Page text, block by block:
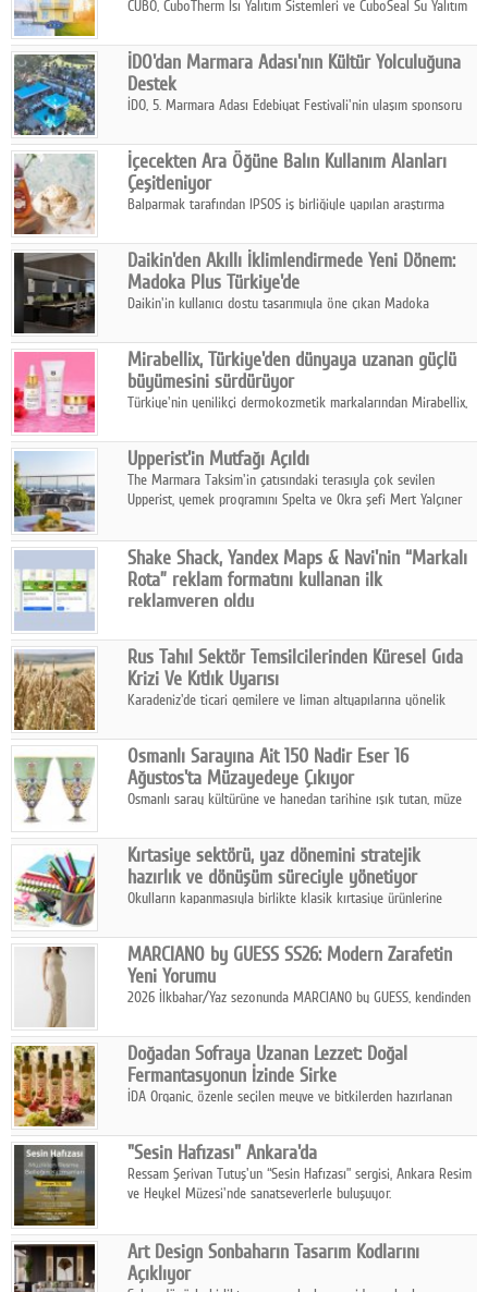
CUBO, CuboTherm Isı Yalıtım Sistemleri ve CuboSeal Su Yalıtım
ve sürdürülebilir çözümler sunuyor.
İDO'dan Marmara Adası'nın Kültür Yolculuğuna
Destek
İDO, 5. Marmara Adası Edebiyat Festivali'nin ulaşım sponsoru
ettiriyor.
İçecekten Ara Öğüne Balın Kullanım Alanları
Çeşitleniyor
Balparmak tarafından IPSOS iş birliğiyle yapılan araştırma
ıhlamur gibi içeceklerde tercih ettiğini ortaya koyuyor.
Daikin'den Akıllı İklimlendirmede Yeni Dönem:
Madoka Plus Türkiye'de
Daikin'in kullanıcı dostu tasarımıyla öne çıkan Madoka
kontrol ünitesi Madoka Plus Türkiye'de satışa sunuldu.
Mirabellix, Türkiye'den dünyaya uzanan güçlü
büyümesini sürdürüyor
Türkiye'nin yenilikçi dermokozmetik markalarından Mirabellix,
ürünleriyle hem yurt içinde hem de uluslararası pazarlarda
büyümesini sürdürüyor.
Upperist'in Mutfağı Açıldı
The Marmara Taksim'in çatısındaki terasıyla çok sevilen
Upperist, yemek programını Spelta ve Okra şefi Mert Yalçıner
Shake Shack, Yandex Maps & Navi'nin “Markalı
Rota” reklam formatını kullanan ilk
reklamveren oldu
artırmak amacıyla Cereyan Medya ve Yandex Ads iş birliğiyle
Yandex Maps & Navi'nin yeni "Markalı Rota" reklam formatını
kullanan ilk marka oldu.
Rus Tahıl Sektör Temsilcilerinden Küresel Gıda
Krizi Ve Kıtlık Uyarısı
Karadeniz'de ticari gemilere ve liman altyapılarına yönelik
geçirdi.
Osmanlı Sarayına Ait 150 Nadir Eser 16
Ağustos'ta Müzayedeye Çıkıyor
Osmanlı saray kültürüne ve hanedan tarihine ışık tutan, müze
Ağustos'ta Arthill Müzecilik'in düzenleyeceği özel müzayedede
koleksiyonerlerle buluşuyor
Kırtasiye sektörü, yaz dönemini stratejik
hazırlık ve dönüşüm süreciyle yönetiyor
Okulların kapanmasıyla birlikte klasik kırtasiye ürünlerine
sanat ve eğitici aktivite ürünleriyle dinamik bir biçimde
geçiriyor.
MARCIANO by GUESS SS26: Modern Zarafetin
Yeni Yorumu
2026 İlkbahar/Yaz sezonunda MARCIANO by GUESS, kendinden
Doğadan Sofraya Uzanan Lezzet: Doğal
Fermantasyonun İzinde Sirke
İDA Organic, özenle seçilen meyve ve bitkilerden hazırlanan
sofralarına taşıyor.
"Sesin Hafızası" Ankara'da
Ressam Şerivan Tutuş'un “Sesin Hafızası” sergisi, Ankara Resim
ve Heykel Müzesi'nde sanatseverlerle buluşuyor.
Art Design Sonbaharın Tasarım Kodlarını
Açıklıyor